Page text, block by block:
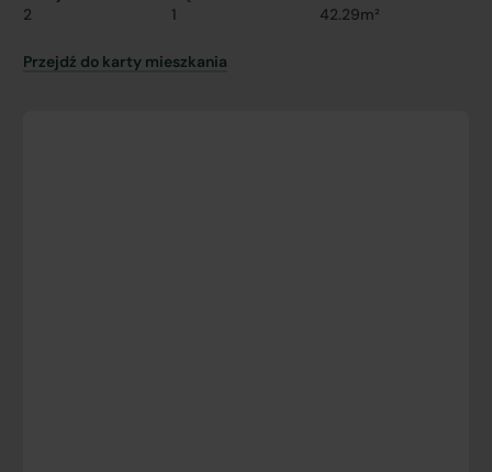
2
1
42.29m²
Przejdź do karty mieszkania